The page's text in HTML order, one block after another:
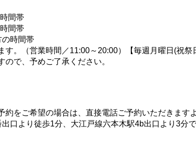
間帯
間帯
時間帯
す。（営業時間／11:00～20:00）【毎週月曜日(祝祭
で、予めご了承ください。
をご希望の場合は、直接電話ご予約いただきます
口より徒歩1分、 大江戸線六本木駅4b出口より3分で